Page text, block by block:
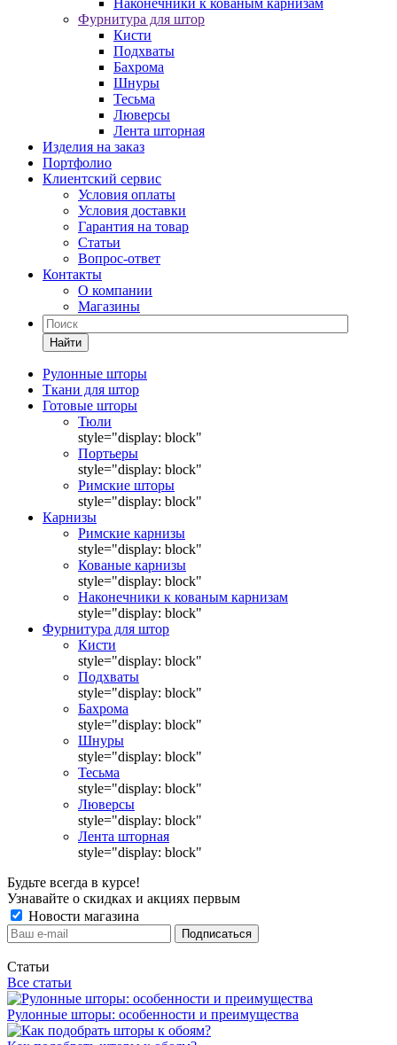
Наконечники к кованым карнизам
Фурнитура для штор
Кисти
Подхваты
Бахрома
Шнуры
Тесьма
Люверсы
Лента шторная
Изделия на заказ
Портфолио
Клиентский сервис
Условия оплаты
Условия доставки
Гарантия на товар
Статьи
Вопрос-ответ
Контакты
О компании
Магазины
Найти
Рулонные шторы
Ткани для штор
Готовые шторы
Тюли
style="display: block"
Портьеры
style="display: block"
Римские шторы
style="display: block"
Карнизы
Римские карнизы
style="display: block"
Кованые карнизы
style="display: block"
Наконечники к кованым карнизам
style="display: block"
Фурнитура для штор
Кисти
style="display: block"
Подхваты
style="display: block"
Бахрома
style="display: block"
Шнуры
style="display: block"
Тесьма
style="display: block"
Люверсы
style="display: block"
Лента шторная
style="display: block"
Будьте всегда в курсе!
Узнавайте о скидках и акциях первым
Новости магазина
Статьи
Все статьи
Рулонные шторы: особенности и преимущества